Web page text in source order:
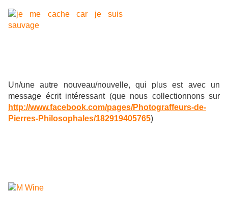
Un/une autre nouveau/nouvelle, qui plus est avec un
message écrit intéressant (que nous collectionnons sur
http://www.facebook.com/pages/Photograffeurs-de-
Pierres-Philosophales/182919405765)